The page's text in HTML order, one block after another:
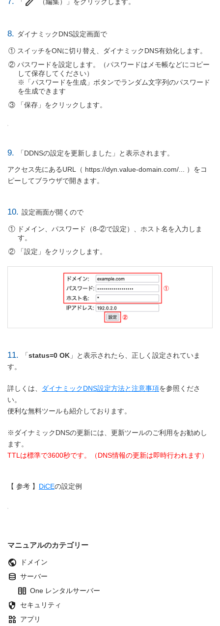
8. ダイナミックDNS設定画面で
スイッチをONに切り替え、ダイナミックDNS有効化します。
パスワードを設定します。（パスワードはメモ帳などにコピー
して保存してください）
※「パスワードを生成」ボタンでランダム文字列のパスワード
を生成できます
「保存」をクリックします。
9. 「DDNSの設定を更新しました」と表示されます。
アクセス先にあるURL（ https://dyn.value-domain.com/... ）をコ
ピーしてブラウザで開きます。
10. 設定画面が開くので
ドメイン、パスワード（8-②で設定）、ホスト名を入力しま
す。
「設定」をクリックします。
11. 「status=0 OK 」と表示されたら、正しく設定されていま
す。
詳しくは、 ダイナミックDNS設定方法と注意事項を参照くださ
い。
便利な無料ツールも紹介しております。
※ダイナミックDNSの更新には、更新ツールのご利用をお勧めし
ます。
TTLは標準で3600秒です。（DNS情報の更新は即時行われます）
【 参考 】 DiCEの設定例
マニュアルのカテゴリー
public ドメイン
database サーバー
host One レンタルサーバー
security セキュリティ
widgets アプリ